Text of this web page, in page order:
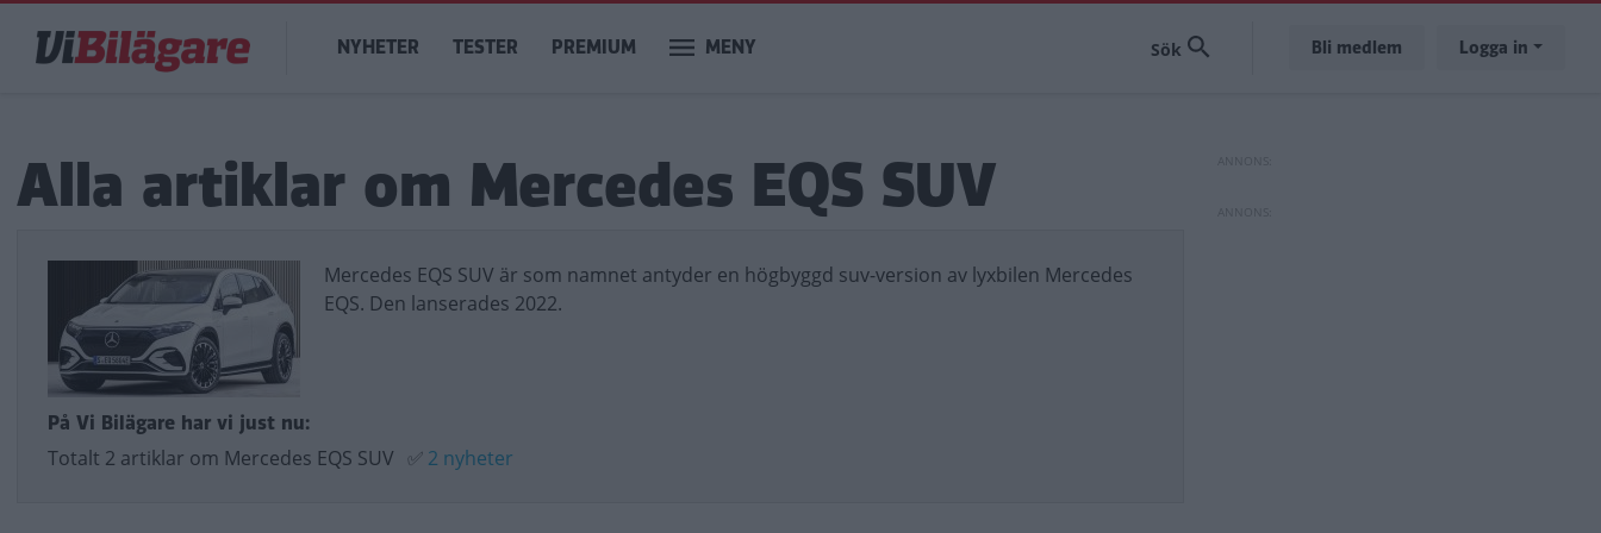
huvudinnehåll
Main
navigation
NYHETER TESTER PREMIUM MENY Bli medlem Logga in
Alla artiklar om Mercedes EQS SUV
Mercedes EQS SUV är som namnet antyder en högbyggd suv-version av lyxbilen Mercedes
EQS. Den lanserades 2022.
På Vi Bilägare har vi just nu:
Totalt 2 artiklar om Mercedes EQS SUV ✅ 2 nyheter